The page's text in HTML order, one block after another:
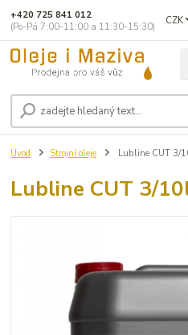
CZK
+420 725 841 012
(Po-Pá 7:00-11:00 a 11:30-15:30)
Úvod Strojní oleje Lubline CUT 3/
Lubline CUT 3/